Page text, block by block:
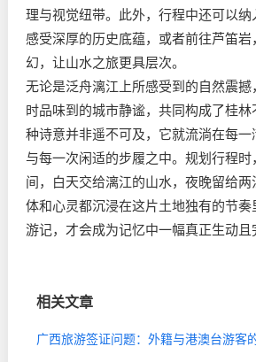
理与视觉纽带。此外，行程中还可以纳
感受深厚的历史底蕴，或者前往芦笛
幻，让山水之旅更具层次。
无论是泛舟漓江上所感受到的自然震
时品味到的城市静谧，共同构成了桂
种诗意并非遥不可及，它就流淌在每
与每一次闲适的步履之中。规划行程
间，白天交给漓江的山水，夜晚留给
体和心灵都沉浸在这片土地独有的节
游记，才会成为记忆中一幅真正生动且
相关文章
广西旅游签证问题：外籍与港澳台游客